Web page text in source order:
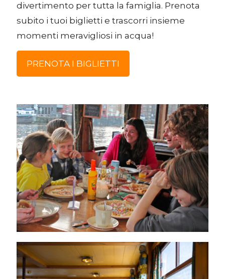
divertimento per tutta la famiglia. Prenota
subito i tuoi biglietti e trascorri insieme
momenti meravigliosi in acqua!
PRENOTA I BIGLIETTI